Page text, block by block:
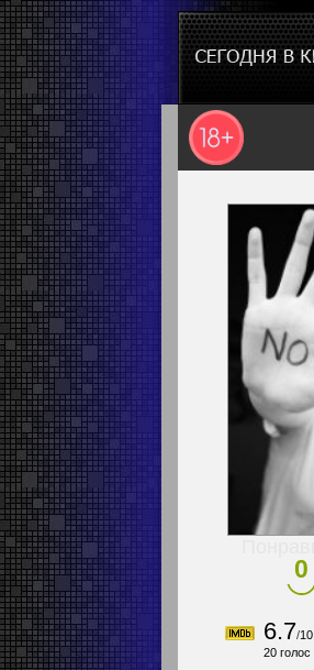
0
6.7/10
20 голос